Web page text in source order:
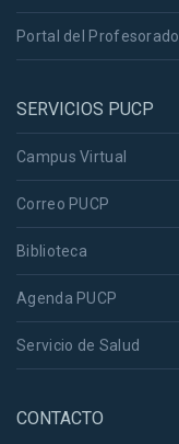
Portal del Profesorado
SERVICIOS PUCP
Campus Virtual
Correo PUCP
Biblioteca
Agenda PUCP
Servicio de Salud
CONTACTO